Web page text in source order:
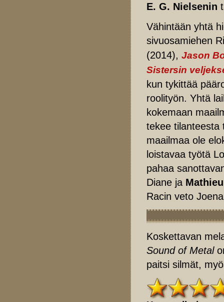
E. G. Nielsenin
Vähintään yhtä
sivuosamiehen
(2014), Jason
Sistersin
kun tykittää
roolityön. Yhtä
kokemaan
tekee tilanteesta
maailmaa ole
loistavaa työtä
pahaa
Diane ja
Racin veto
Koskettavan
Sound of Metal
paitsi silmät,